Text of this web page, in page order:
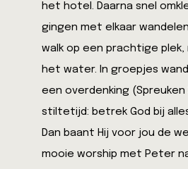
het hotel. Daarna snel
gingen met elkaar
walk op een prachtige
het water. In groepjes
een overdenking (Spreuken
stiltetijd: betrek God bij
Dan baant Hij voor jou de
mooie worship met Peter